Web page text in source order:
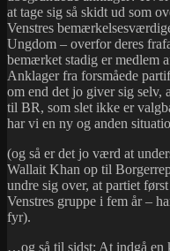
at tage sig så skidt ud som
Venstres
Ungdom – overfor deres
bemærket stadig er medlem
Anklager fra forsmåede
om end det jo giver sig selv,
til BR, som slet ikke er
har vi en ny og anden
(og så er det jo værd at
Wallait Khan op til
undre sig over, at partiet
Venstres gruppe i fem år –
fyr).
…og så til sidst: At indgå en